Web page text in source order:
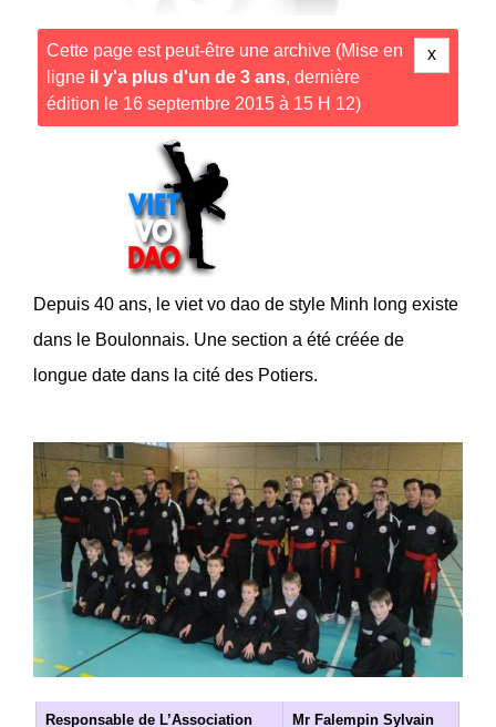
x
Cette page est peut-être une archive (Mise en
ligne il y'a plus d'un de 3 ans, dernière
édition le 16 septembre 2015 à 15 H 12)
Depuis 40 ans, le viet vo dao de style Minh long existe
dans le Boulonnais. Une section a été créée de
longue date dans la cité des Potiers.
Responsable de L’Association Mr Falempin Sylvain